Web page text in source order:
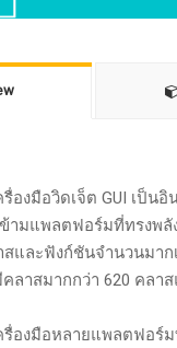
องมือวิดเจ็ต GUI เป็นอิ
ข้ามแพลตฟอร์มที่ทรงพ
ละฟังก์ชันจำนวนมากเ
ลาสมากกว่า 620 คลา
รื่องมือหลายแพลตฟอ